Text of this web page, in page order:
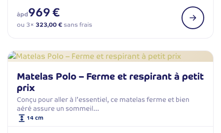
àpd969 €
ou 3× 323,00 €sans frais
Matelas Polo – Ferme et respirant à petit
prix
Conçu pour aller à l’essentiel, ce matelas ferme et bien
aéré assure un sommeil…
14 cm